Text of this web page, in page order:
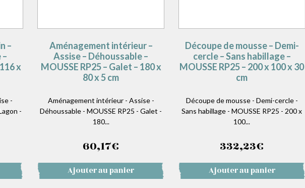
–
x
-
-
Aménagement intérieur –
Assise – Déhoussable –
MOUSSE RP25 – Galet – 180 x
80 x 5 cm
Aménagement intérieur - Assise -
Déhoussable - MOUSSE RP25 - Galet -
180...
60,17€
Ajouter au panier
Découpe de mousse – Demi-
cercle – Sans habillage –
MOUSSE RP25 – 200 x 100 x 30
cm
Découpe de mousse - Demi-cercle -
Sans habillage - MOUSSE RP25 - 200 x
100...
332,23€
Ajouter au panier